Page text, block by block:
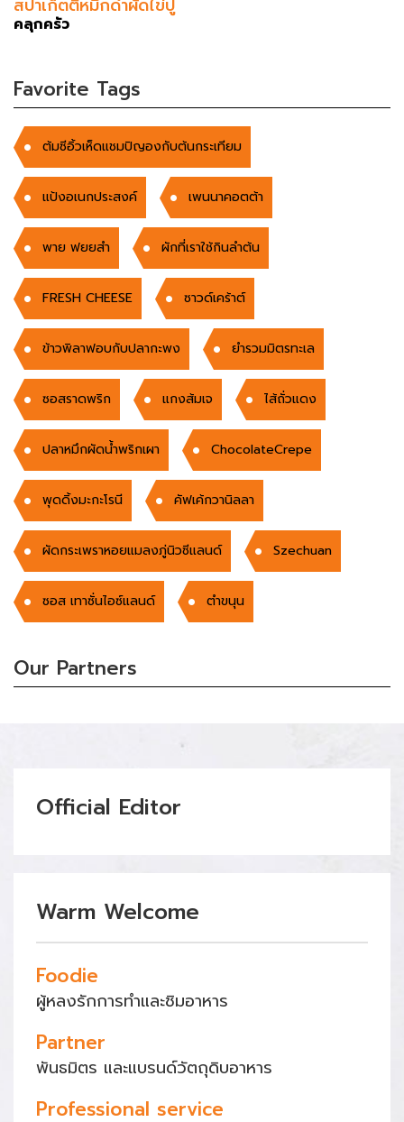
สปาเก็ตตี้หมึกดำผัดไข่ปู
คลุกครัว
Favorite Tags
ต้มซีอิ้วเห็ดแชมปิญองกับต้นกระเทียม
แป้งอเนกประสงค์ เพนนาคอตต้า
พาย ฟยยสำ ผักที่เราใช้กินลำต้น
FRESH CHEESE ซาวด์เคร้าต์
ข้าวพิลาฟอบกับปลากะพง ยำรวมมิตรทะเล
ซอสราดพริก แกงส้มเจ ไส้ถั่วแดง
ปลาหมึกผัดน้ำพริกเผา ChocolateCrepe
พุดดิ้งมะกะโรนี คัฟเค้กวานิลลา
ผัดกระเพราหอยแมลงภู่นิวซีแลนด์ Szechuan
ซอส เทาซั่นไอซ์แลนด์ ตำขนุน
Our Partners
Official Editor
Warm Welcome
Foodie
ผู้หลงรักการทำและชิมอาหาร
Partner
พันธมิตร และแบรนด์วัตถุดิบอาหาร
Professional service